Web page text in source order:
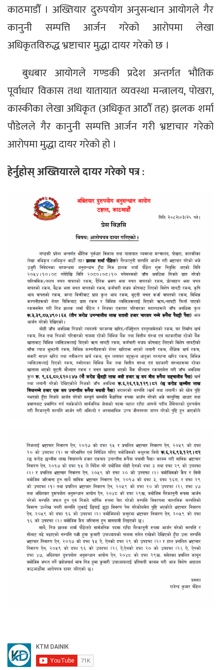
काठमाडौँ । अख्तियार दुरुपयोग अनुसन्धान आयोगले गैर
कानुनी सम्पत्ति आर्जन गरेको आरोपमा लेखा
अधिकृतविरुद्ध भ्रष्टाचार मुद्धा दायर गरेको छ ।
बुधबार आयोगले गण्डकी प्रदेश अन्तर्गत भौतिक
पूर्वाधार विकास तथा यातायात व्यवस्था मन्त्रालय, पोखरा,
कास्कीका लेखा अधिकृत (अधिकृत आठौँ तह) झलक शर्मा
पौडेलले गैर कानुनी सम्पत्ति आर्जन गरी भ्रष्टाचार गरेको
आरोपमा मुद्धा दायर गरेको हो ।
हेर्नुहोस् अख्तियारले दायर गरेको पत्र :